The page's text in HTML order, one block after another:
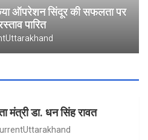
ऑपरेशन सिंदूर की सफलता पर
पारित
मंत्री डा. धन सिंह रावत